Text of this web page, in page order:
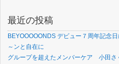
最近の投稿
BEYOOOOONDS デビュー７周年記念
～ンと自在に
グループを超えたメンバーケア 小田さ